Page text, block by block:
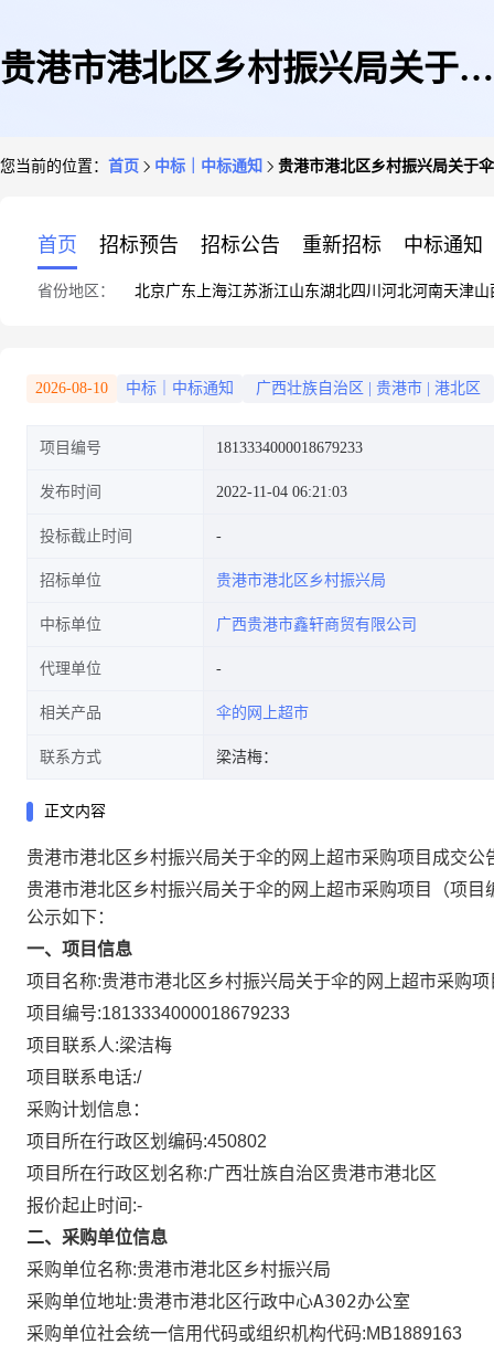
贵港市港北区乡村振兴局关于伞
您当前的位置： 首页 中标｜中标通知 贵港市港北区乡村振兴局关于
首页 招标预告 招标公告 重新招标 中标通知
省份地区： 北京广东 上海江苏浙江山东湖北四川 河北河南天津山
2026-08-10 中标｜中标通知 广西壮族自治区 贵港市 港北区
项目编号 1813334000018679233
发布时间 2022-11-04 06:21:03
投标截止时间
招标单位 贵港市港北区乡村振兴局
中标单位 广西贵港市鑫轩商贸有限公司
代理单位
相关产品 伞的网上超市
联系方式 梁洁梅：
正文内容
贵港市港北区乡村振兴局关于伞的网上超市采购项目成交公
贵港市港北区乡村振兴局关于伞的网上超市采购项目
（项目
公示如下：
一、项目信息
项目名称:贵港市港北区乡村振兴局关于伞的网上超市采购项
项目编号:1813334000018679233
项目联系人:梁洁梅
项目联系电话:/
采购计划信息：
项目所在行政区划编码:450802
项目所在行政区划名称:广西壮族自治区贵港市港北区
报价起止时间:-
二、采购单位信息
采购单位名称:贵港市港北区乡村振兴局
采购单位地址:贵港市港北区行政中心A302办公室
采购单位社会统一信用代码或组织机构代码:MB1889163